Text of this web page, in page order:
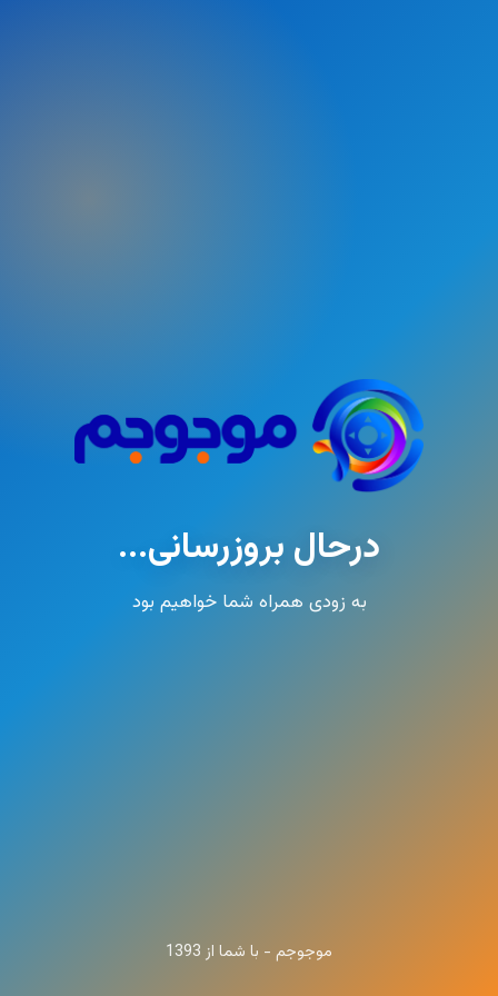
درحال بروزرسانی...
به زودی همراه شما خواهیم بود
موجوجم - با شما از 1393